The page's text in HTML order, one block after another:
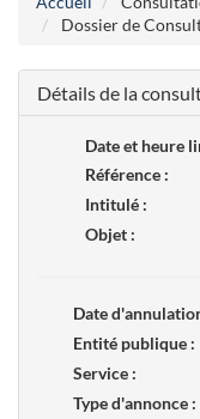
Dossier de
Détails de la
Date et heure
Référence :
Intitulé :
Objet :
Date
Entité publique :
Service :
Type d'annonce :